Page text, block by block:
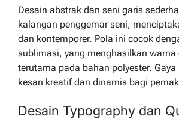
Desain abstrak dan seni garis
kalangan penggemar seni,
dan kontemporer. Pola ini cocok
sublimasi, yang menghasilkan warna
terutama pada bahan polyester.
kesan kreatif dan dinamis bagi
Desain Typography dan